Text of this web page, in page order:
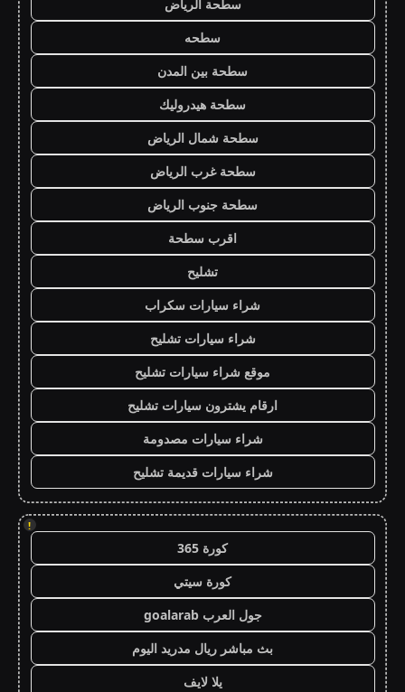
سطحة الرياض
سطحه
سطحة بين المدن
سطحة هيدروليك
سطحة شمال الرياض
سطحة غرب الرياض
سطحة جنوب الرياض
اقرب سطحة
تشليح
شراء سيارات سكراب
شراء سيارات تشليح
موقع شراء سيارات تشليح
ارقام يشترون سيارات تشليح
شراء سيارات مصدومة
شراء سيارات قديمة تشليح
!
كورة 365
كورة سيتي
جول العرب goalarab
بث مباشر ريال مدريد اليوم
يلا لايف